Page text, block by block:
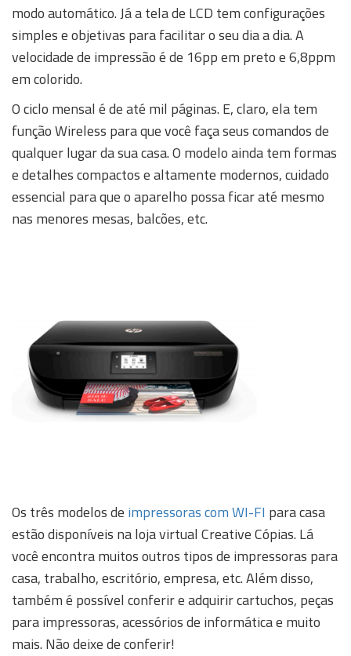
modo automático. Já a tela de LCD tem configurações
simples e objetivas para facilitar o seu dia a dia. A
velocidade de impressão é de 16pp em preto e 6,8ppm
em colorido.
O ciclo mensal é de até mil páginas. E, claro, ela tem
função Wireless para que você faça seus comandos de
qualquer lugar da sua casa. O modelo ainda tem formas
e detalhes compactos e altamente modernos, cuidado
essencial para que o aparelho possa ficar até mesmo
nas menores mesas, balcões, etc.
Os três modelos de impressoras com WI-FI para casa
estão disponíveis na loja virtual Creative Cópias. Lá
você encontra muitos outros tipos de impressoras para
casa, trabalho, escritório, empresa, etc. Além disso,
também é possível conferir e adquirir cartuchos, peças
para impressoras, acessórios de informática e muito
mais. Não deixe de conferir!